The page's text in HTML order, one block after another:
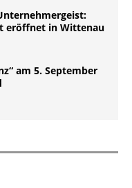
eröffnet in Wittenau
am 5. September